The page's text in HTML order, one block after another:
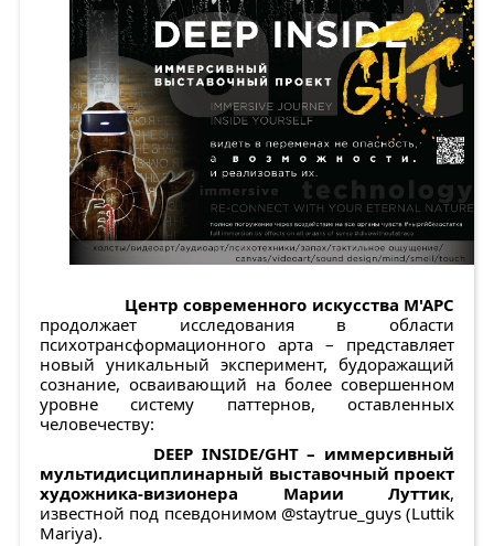
Центр современного искусства М'АРС
продолжает исследования в области
психотрансформационного арта – представляет
новый уникальный эксперимент, будоражащий
сознание, осваивающий на более совершенном
уровне систему паттернов, оставленных
человечеству:
DEEP INSIDE/GHT– иммерсивный
мультидисциплинарный выставочный проект
художника-визионера Марии Луттик,
известной под псевдонимом @staytrue_guys (Luttik
Mariya).